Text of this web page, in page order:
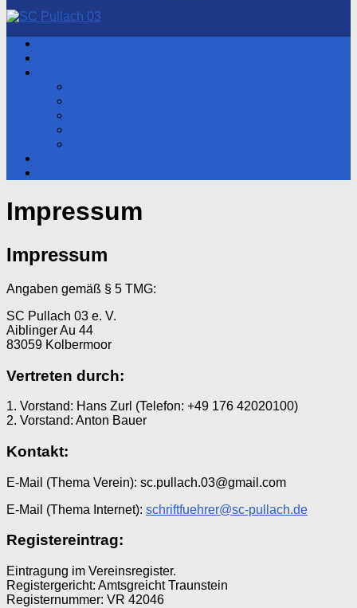
Impressum
Impressum
Angaben gemäß § 5 TMG:
SC Pullach 03 e. V.
Aiblinger Au 44
83059 Kolbermoor
Vertreten durch:
1. Vorstand: Hans Zurl (Telefon: +49 176 42020100)
2. Vorstand: Anton Bauer
Kontakt:
E-Mail (Thema Verein): sc.pullach.03@gmail.com
E-Mail (Thema Internet): schriftfuehrer@sc-pullach.de
Registereintrag:
Eintragung im Vereinsregister.
Registergericht: Amtsgreicht Traunstein
Registernummer: VR 42046